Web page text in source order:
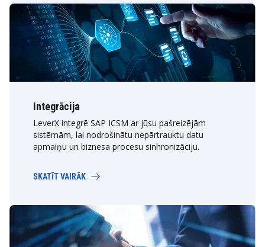
Integrācija
LeverX integrē SAP ICSM ar jūsu pašreizējām
sistēmām, lai nodrošinātu nepārtrauktu datu
apmaiņu un biznesa procesu sinhronizāciju.
SKATĪT VAIRĀK